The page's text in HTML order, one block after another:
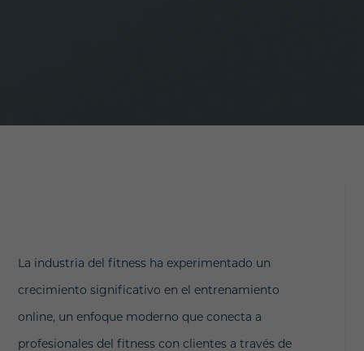
La industria del fitness ha experimentado un
crecimiento significativo en el entrenamiento
online, un enfoque moderno que conecta a
profesionales del fitness con clientes a través de